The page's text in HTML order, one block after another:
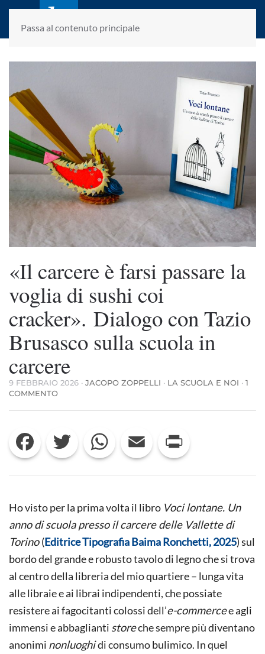
Passa al contenuto principale
laletteraturaenoi.it
fondato da Romano Luperini
«Il carcere è farsi passare la
voglia di sushi coi
cracker». Dialogo con Tazio
Brusasco sulla scuola in
carcere
9 FEBBRAIO 2026 · JACOPO ZOPPELLI · LA SCUOLA E NOI · 1
COMMENTOSU
CARCERE
FARSI
PASSARE
LA
DI
CRACKER». DIALOGO
CON
TAZIO
BRUSASCO
SCUOLA
IN
Facebook Twitter WhatsApp Email
Ho visto per la prima volta il libro Voci lontane. Un
anno di scuola presso il carcere delle Vallette di
Torino(Editrice Tipografia Baima Ronchetti, 2025) sul
bordo del grande e robusto tavolo di legno che si trova
al centro della libreria del mio quartiere – lunga vita
alle libraie e ai librai indipendenti, che possiate
resistere ai fagocitanti colossi dell’e-commercee agli
immensi e abbaglianti storeche sempre più diventano
anonimi nonluoghidi consumo bulimico. In quel